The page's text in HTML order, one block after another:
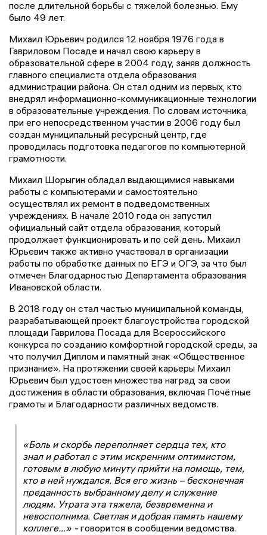
после длительной борьбы с тяжелой болезнью. Ему
было 49 лет.
Михаил Юрьевич родился 12 ноября 1976 года в
Гавриловом Посаде и начал свою карьеру в
образовательной сфере в 2004 году, заняв должность
главного специалиста отдела образования
администрации района. Он стал одним из первых, кто
внедрял информационно-коммуникационные технологии
в образовательные учреждения. По словам источника,
при его непосредственном участии в 2006 году был
создан муниципальный ресурсный центр, где
проводилась подготовка педагогов по компьютерной
грамотности.
Михаил Шорыгин обладал выдающимися навыками
работы с компьютерами и самостоятельно
осуществлял их ремонт в подведомственных
учреждениях. В начале 2010 года он запустил
официальный сайт отдела образования, который
продолжает функционировать и по сей день. Михаил
Юрьевич также активно участвовал в организации
работы по обработке данных по ЕГЭ и ОГЭ, за что был
отмечен Благодарностью Департамента образования
Ивановской области.
В 2018 году он стал частью муниципальной команды,
разрабатывающей проект благоустройства городской
площади Гаврилова Посада для Всероссийского
конкурса по созданию комфортной городской среды, за
что получил Диплом и памятный знак «Общественное
признание». На протяжении своей карьеры Михаил
Юрьевич был удостоен множества наград за свои
достижения в области образования, включая Почётные
грамоты и Благодарности различных ведомств.
«Боль и скорбь переполняет сердца тех, кто
знал и работал с этим искренним оптимистом,
готовым в любую минуту прийти на помощь, тем,
кто в ней нуждался. Вся его жизнь – бесконечная
преданность выбранному делу и служение
людям. Утрата эта тяжела, безвременна и
невосполнима. Светлая и добрая память нашему
коллеге…» - говорится в сообщении ведомства.